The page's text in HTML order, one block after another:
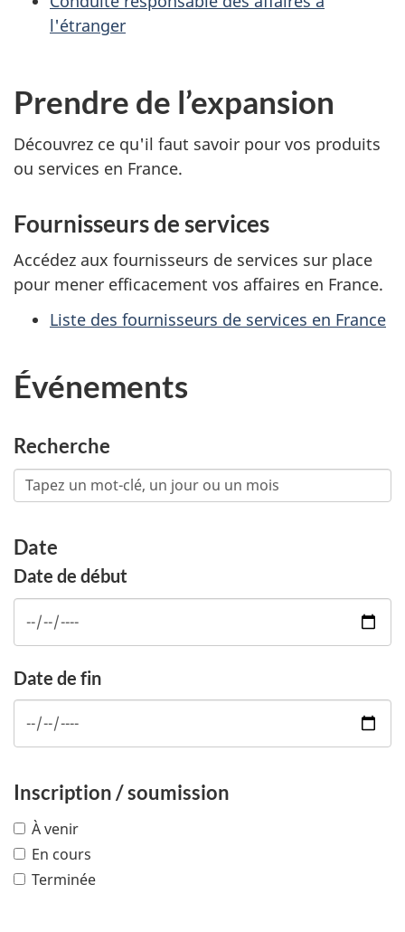
l'étranger
Prendre de l’expansion
Découvrez ce qu'il faut savoir pour vos produits
ou services en France.
Fournisseurs de services
Accédez aux fournisseurs de services sur place
pour mener efficacement vos affaires en France.
Liste des fournisseurs de services en France
Événements
Recherche
Date
Date de début
Date de fin
Inscription / soumission
À venir
En cours
Terminée